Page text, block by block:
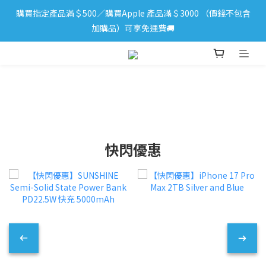
iPhone 17 系列新登場！立即訂購
購買指定產品滿＄500／購買Apple 產品滿＄3000 （價錢不包含
加購品）可享免運費🚚
iPhone 17 系列新登場！立即訂購
快閃優惠